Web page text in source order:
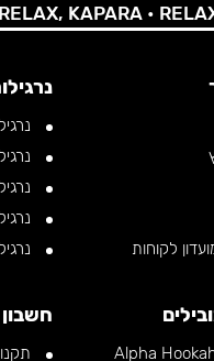
KAPARA •RELAX,
לקוחות
חשבון